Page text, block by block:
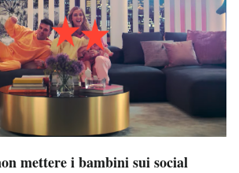
mettere i bambini sui social